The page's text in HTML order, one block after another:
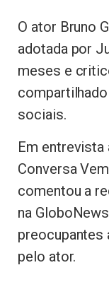
O ator Bruno
adotada por
meses e
sociais.
Em entrevista
Conversa
comentou a
na
preocupantes
pelo ator.